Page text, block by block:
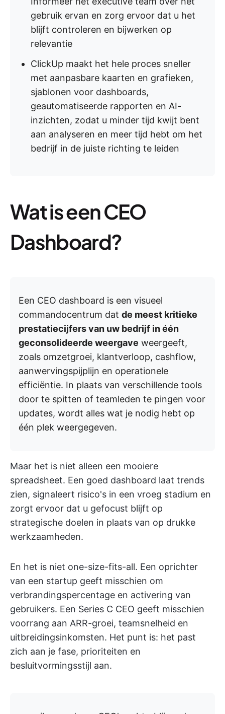
gebruik ervan en zorg ervoor dat u het
blijft controleren en bijwerken op
relevantie
ClickUp maakt het hele proces sneller
met aanpasbare kaarten en grafieken,
sjablonen voor dashboards,
geautomatiseerde rapporten en AI-
inzichten, zodat u minder tijd kwijt bent
aan analyseren en meer tijd hebt om het
bedrijf in de juiste richting te leiden
Wat is een CEO
Dashboard?
Een CEO dashboard is een visueel
commandocentrum dat de meest kritieke
prestatiecijfers van uw bedrijf in één
geconsolideerde weergave weergeeft,
zoals omzetgroei, klantverloop, cashflow,
aanwervingspijplijn en operationele
efficiëntie. In plaats van verschillende tools
door te spitten of teamleden te pingen voor
updates, wordt alles wat je nodig hebt op
één plek weergegeven.
Maar het is niet alleen een mooiere
spreadsheet. Een goed dashboard laat trends
zien, signaleert risico's in een vroeg stadium en
zorgt ervoor dat u gefocust blijft op
strategische doelen in plaats van op drukke
werkzaamheden.
En het is niet one-size-fits-all. Een oprichter
van een startup geeft misschien om
verbrandingspercentage en activering van
gebruikers. Een Series C CEO geeft misschien
voorrang aan ARR-groei, teamsnelheid en
uitbreidingsinkomsten. Het punt is: het past
zich aan je fase, prioriteiten en
besluitvormingsstijl aan.